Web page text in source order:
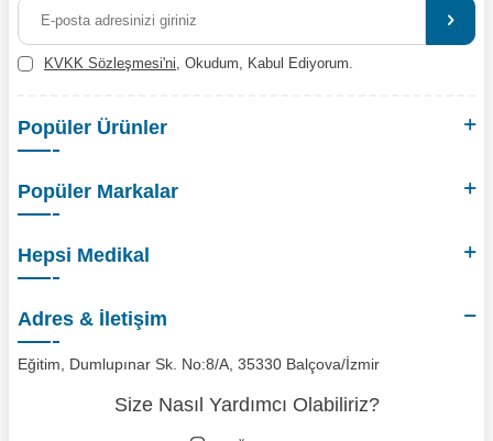
KVKK Sözleşmesi'ni , Okudum, Kabul Ediyorum.
Popüler Ürünler
Popüler Markalar
Hepsi Medikal
Adres & İletişim
Eğitim, Dumlupınar Sk. No:8/A, 35330 Balçova/İzmir
Size Nasıl Yardımcı Olabiliriz?